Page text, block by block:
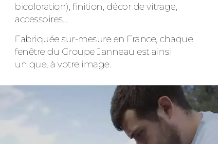
bicoloration), finition, décor de vitrage,
accessoires…
Fabriquée sur-mesure en France, chaque
fenêtre du Groupe Janneau est ainsi
unique, à votre image.